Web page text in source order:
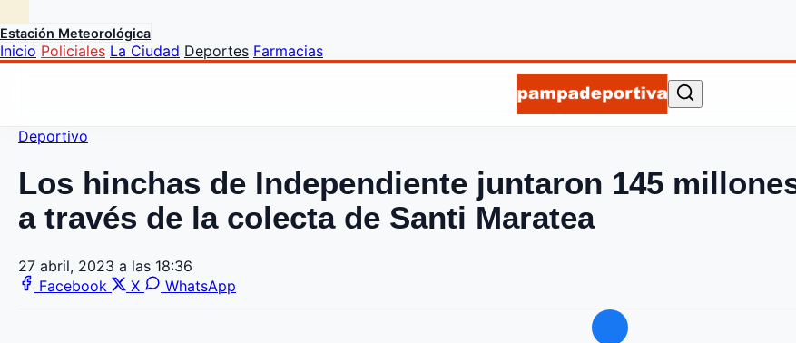
Estación Meteorológica
Inicio Policiales La Ciudad Deportes Farmacias
Deportivo
Los hinchas de Independiente juntaron 145
a través de la colecta de Santi Maratea
27 abril, 2023 a las 18:36
Facebook
X WhatsApp